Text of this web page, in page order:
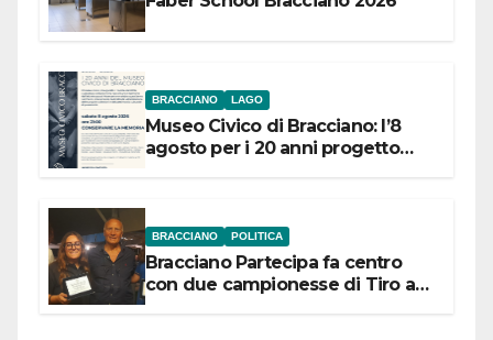
BRACCIANO LAGO
Museo Civico di Bracciano: l’8
agosto per i 20 anni progetto
BRACCIANO POLITICA
Bracciano Partecipa fa centro
con due campionesse di Tiro a